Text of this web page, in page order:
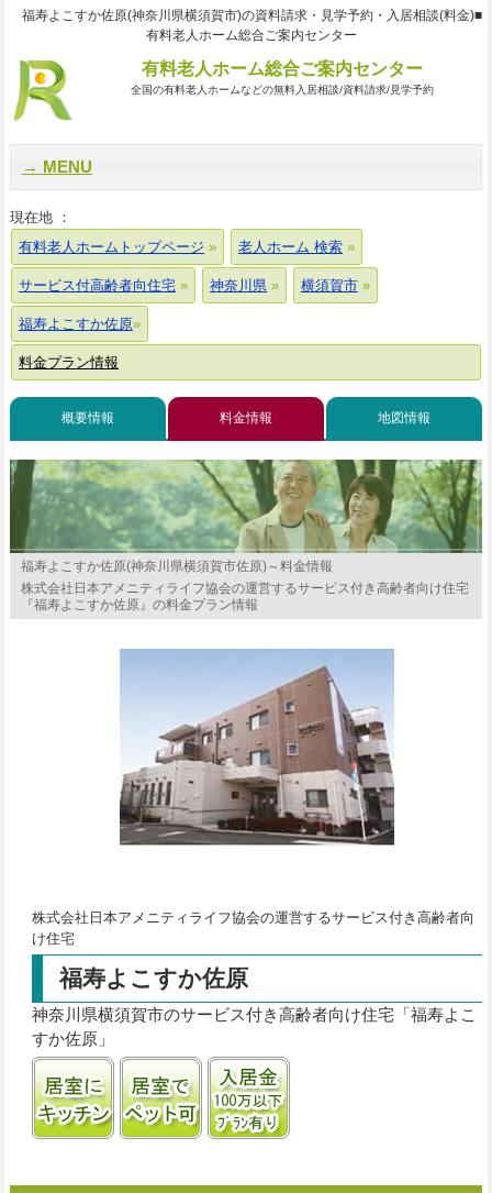
福寿よこすか佐原(神奈川県横須賀市)の資料請求・見学予約・入居相談(料金)■
有料老人ホーム総合ご案内センター
有料老人ホーム総合ご案内センター
全国の有料老人ホームなどの無料入居相談/資料請求/見学予約
MENU
現在地 ：
有料老人ホームトップページ
老人ホーム 検索
サービス付高齢者向住宅 神奈川県 横須賀市
福寿よこすか佐原
料金プラン情報
概要情報 料金情報 地図情報
福寿よこすか佐原(神奈川県横須賀市佐原)～料金情報
株式会社日本アメニティライフ協会の運営するサービス付き高齢者向け住宅
『福寿よこすか佐原』の料金プラン情報
株式会社日本アメニティライフ協会の運営するサービス付き高齢者向
け住宅
福寿よこすか佐原
神奈川県横須賀市のサービス付き高齢者向け住宅「福寿よこ
すか佐原」
居室にキッチンあり
ペット飼育可入居金100万円以下プラン